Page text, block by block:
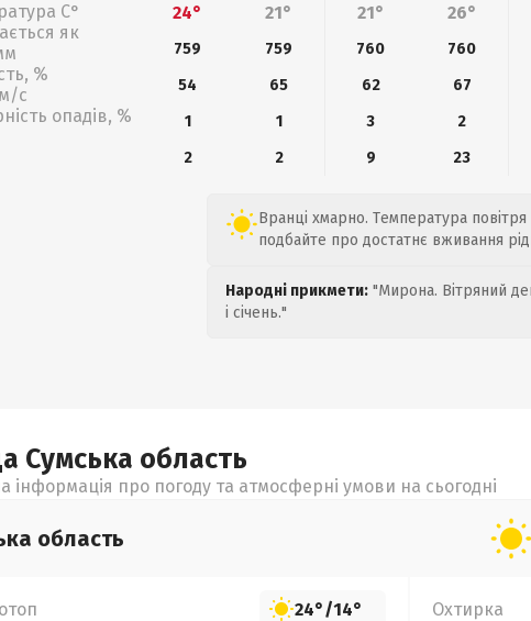
С°
як
%
с
опадів, %
24°
21° 21° 26°
759 759 760 760
54
65 62 67
1
1 3 2
2
2 9 23
Вранці хмарно. Температура повітря
подбайте про достатнє вживання
Народні прикмети: "Мирона. Вітряний
і січень."
Сумська область
інформація про погоду та атмосферні умови на сьогодні
область
24°/14° Охтирка